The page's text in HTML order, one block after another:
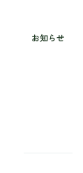
お知らせ